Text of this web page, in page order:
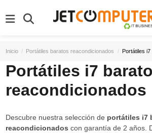
Inicio Portátiles baratos reacondicionados Portátiles
Portátiles i7
reacondicionados
Descubre nuestra selección de portátiles i7
reacondicionados con garantía de 2 años.